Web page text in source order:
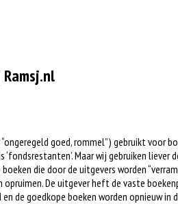
goed, rommel”) gebruikt voor
Maar wij gebruiken liever
die door de uitgevers worden
De uitgever heft de vaste
de goedkope boeken worden opnieuw in